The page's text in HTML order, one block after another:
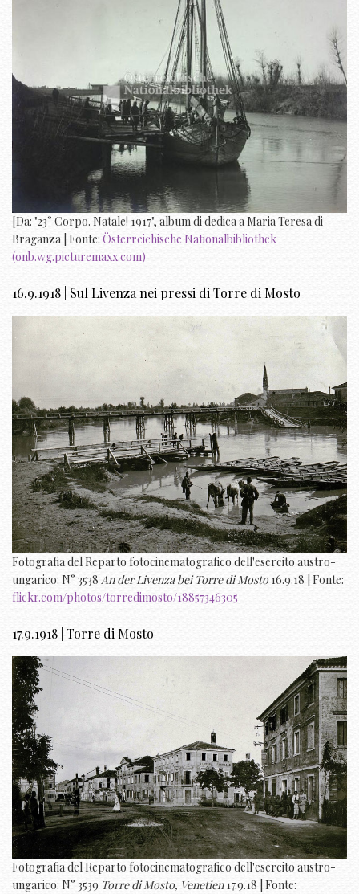
[Da: "23° Corpo. Natale! 1917", album di dedica a Maria Teresa di
Braganza | Fonte: Österreichische Nationalbibliothek
(onb.wg.picturemaxx.com)
16.9.1918 | Sul Livenza nei pressi di Torre di Mosto
Fotografia del Reparto fotocinematografico dell'esercito austro-
ungarico: N° 3538 An der Livenza bei Torre di Mosto 16.9.18 | Fonte:
flickr.com/photos/torredimosto/18857346305
17.9.1918 | Torre di Mosto
Fotografia del Reparto fotocinematografico dell'esercito austro-
ungarico: N° 3539 Torre di Mosto, Venetien17.9.18 | Fonte: